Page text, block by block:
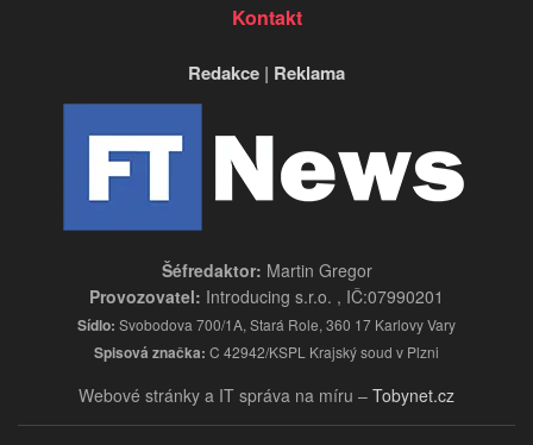
Kontakt
Redakce | Reklama
Šéfredaktor: Martin Gregor
Provozovatel: Introducing s.r.o. , IČ:07990201
Sídlo: Svobodova 700/1A, Stará Role, 360 17 Karlovy Vary
Spisová značka: C 42942/KSPL Krajský soud v Plzni
Webové stránky a IT správa na míru – Tobynet.cz